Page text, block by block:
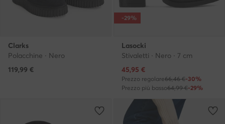
Clarks
Polacchine · Nero
119,99 €
-29%
Lasocki
Stivaletti · Nero · 7 cm
Prezzo attuale
45,95 €
Prezzo regolare66,46 €-30%
Prezzo più basso64,99 €-29%